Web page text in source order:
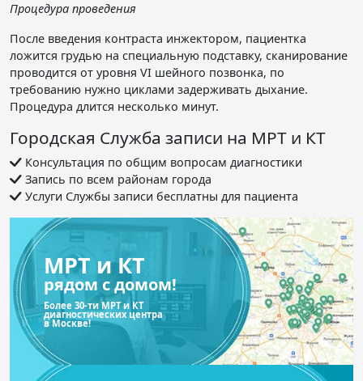
Процедура проведения
После введения контраста инжектором, пациентка
ложится грудью на специальную подставку, сканирование
проводится от уровня VI шейного позвонка, по
требованию нужно циклами задерживать дыхание.
Процедура длится несколько минут.
Городская Служба записи на МРТ и КТ
Консультация по общим вопросам диагностики
Запись по всем районам города
Услуги Службы записи бесплатны для пациента
МРТ и КТ
рядом с домом!
Более 30-ти МРТ и КТ
диагностических центра
в Москве!